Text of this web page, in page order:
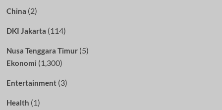
China (2)
DKI Jakarta (114)
Nusa Tenggara Timur(5)
Ekonomi (1,300)
Entertainment(3)
Health (1)